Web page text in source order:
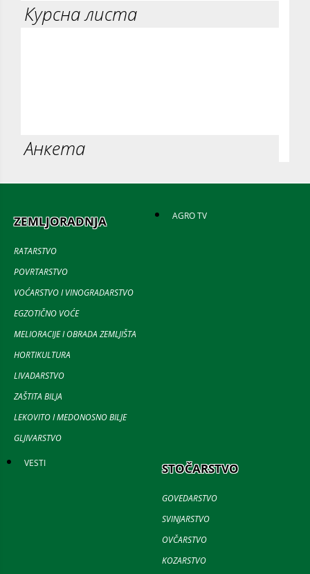
Курсна листа
Анкета
ZEMLJORADNJA
RATARSTVO
POVRTARSTVO
VOĆARSTVO I VINOGRADARSTVO
EGZOTIČNO VOĆE
MELIORACIJE I OBRADA ZEMLJIŠTA
HORTIKULTURA
LIVADARSTVO
ZAŠTITA BILJA
LEKOVITO I MEDONOSNO BILJE
GLJIVARSTVO
AGRO TV
VESTI STOČARSTVO
GOVEDARSTVO
SVINJARSTVO
OVČARSTVO
KOZARSTVO